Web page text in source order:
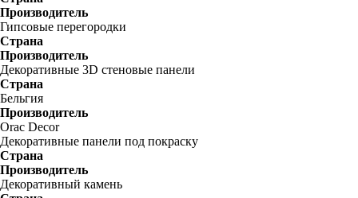
Производитель
Гипсовые перегородки
Страна
Производитель
Декоративные 3D стеновые панели
Страна
Бельгия
Производитель
Orac Decor
Декоративные панели под покраску
Страна
Производитель
Декоративный камень